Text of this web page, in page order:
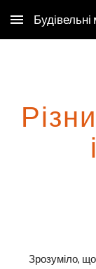
Skip to main
    Зрозуміло, що якщо для виробництва відсіву